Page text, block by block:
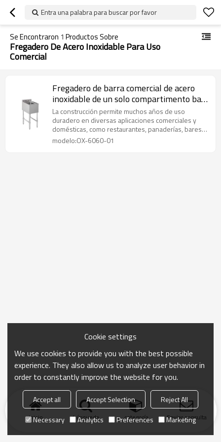
Entra una palabra para buscar por favor
Se Encontraron 1 Productos Sobre
Fregadero De Acero Inoxidable Para Uso
Comercial
Fregadero de barra comercial de acero
inoxidable de un solo compartimento bajo
barra
La construcción permite muchos años de uso
duradero en diversas aplicaciones comerciales y
domésticas, como restaurantes, panaderías, bares,
lavanderías, garajes, etc.
modelo:OX-6060-01
Inicio búsqueda categoría Enviar consulta
Cookie settings
We use cookies to provide you with the best possible
experience. They also allow us to analyze user behavior in
order to constantly improve the website for you.
Accept all Accept Selection
Reject All
Necessary
Analytics Preferences Marketing